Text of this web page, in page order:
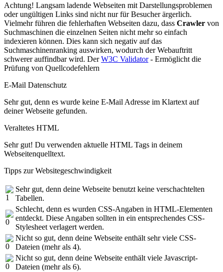
Achtung! Langsam ladende Webseiten mit Darstellungsproblemen
oder ungültigen Links sind nicht nur für Besucher ärgerlich.
Vielmehr führen die fehlerhaften Webseiten dazu, dass Crawler von
Suchmaschinen die einzelnen Seiten nicht mehr so einfach
indexieren können. Dies kann sich negativ auf das
Suchmaschinenranking auswirken, wodurch der Webauftritt
schwerer auffindbar wird. DerW3C Validator- Ermöglicht die
Prüfung von Quellcodefehlern
E-Mail Datenschutz
Sehr gut, denn es wurde keine E-Mail Adresse im Klartext auf
deiner Webseite gefunden.
Veraltetes HTML
Sehr gut! Du verwenden aktuelle HTML Tags in deinem
Webseitenquelltext.
Tipps zur Websitegeschwindigkeit
Sehr gut, denn deine Webseite benutzt keine verschachtelten
Tabellen.
Schlecht, denn es wurden CSS-Angaben in HTML-Elementen
entdeckt. Diese Angaben sollten in ein entsprechendes CSS-
Stylesheet verlagert werden.
Nicht so gut, denn deine Webseite enthält sehr viele CSS-
Dateien (mehr als 4).
Nicht so gut, denn deine Webseite enthält viele Javascript-
Dateien (mehr als 6).